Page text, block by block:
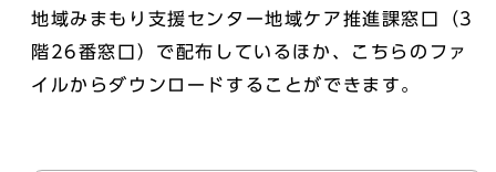
地域みまもり支援センター地域ケア推進課窓口（3
階26番窓口）で配布しているほか、こちらのファ
イルからダウンロードすることができます。